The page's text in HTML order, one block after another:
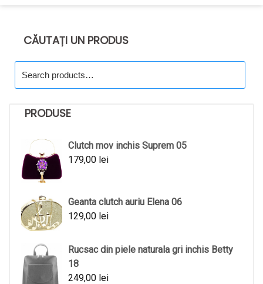
CĂUTAȚI UN PRODUS
for:
PRODUSE
Clutch mov inchis Suprem 05
179,00 lei
Geanta clutch auriu Elena 06
129,00 lei
Rucsac din piele naturala gri inchis Betty
18
249,00 lei